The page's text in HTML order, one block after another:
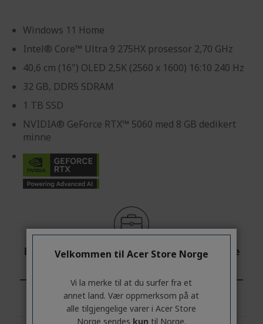
Windows 11 Home
Intel® Core™ Ultra 9 275HX prosessor 2,70 GHz
40,6 cm (16") OLED 2,5K (2560 x 1600) 16:10 240 Hz
32 GB, DDR5 SDRAM
1 TB SSD
NVIDIA® GeForce RTX™ 5060 med 8 GB dedikert
minne
Profesjonell? Oppdag de beste tilbudene
KONTAKT OSS | OPPRETT EN BEDRIFTSKONTO
Velkommen til Acer Store Norge
Vi la merke til at du surfer fra et
annet land. Vær oppmerksom på at
alle tilgjengelige varer i Acer Store
Norge sendes kun til Norge.